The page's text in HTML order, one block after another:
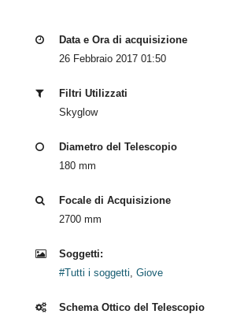
Data e Ora di acquisizione
26 Febbraio 2017 01:50
Filtri Utilizzati
Skyglow
Diametro del Telescopio
180 mm
Focale di Acquisizione
2700 mm
Soggetti:
#Tutti i soggetti Giove
Schema Ottico del Telescopio